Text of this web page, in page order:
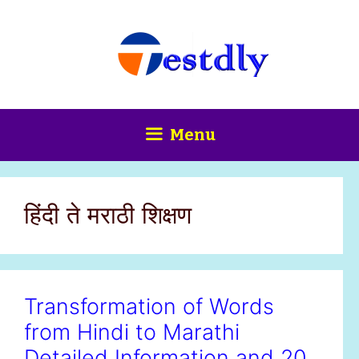
Menu
हिंदी ते मराठी शिक्षण
Transformation of Words
from Hindi to Marathi